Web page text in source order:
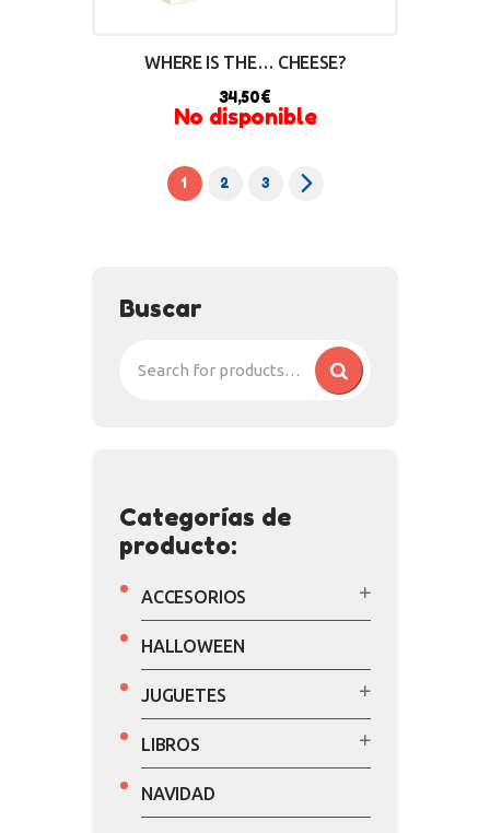
WHERE IS THE… CHEESE?
34,50€
No disponible
1 2 3
→
Buscar
Categorías de
producto:
ACCESORIOS
HALLOWEEN
JUGUETES
LIBROS
NAVIDAD